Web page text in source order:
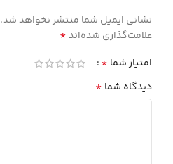
نشانی ایمیل شما منتشر نخواهد شد.
علامت‌گذاری شده‌اند*
امتیاز شما *
دیدگاه شما *